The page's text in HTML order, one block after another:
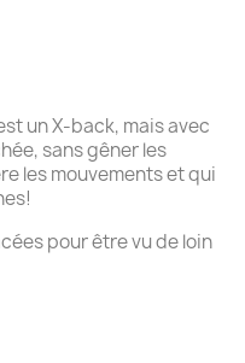
un X-back, mais avec
sans gêner les
les mouvements et qui
pour être vu de loin